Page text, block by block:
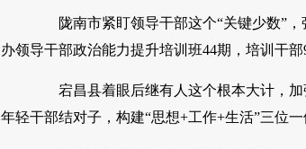
陇南市紧盯领导干部这个“关键少数”，
办领导干部政治能力提升培训班44期，培训干部
宕昌县着眼后继有人这个根本大计，加
年轻干部结对子，构建“思想+工作+生活”三位